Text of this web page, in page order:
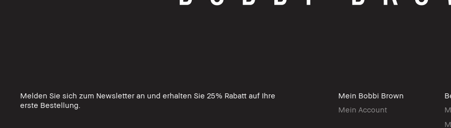
Melden Sie sich zum Newsletter an und erhalten Sie 25% Rabatt auf Ihre
erste Bestellung.
Mein Bobbi Brown
Mein Account